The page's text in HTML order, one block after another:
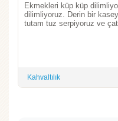
Ekmekleri küp küp
dilimliyoruz. Derin bir
tutam tuz serpiyoruz ve
Kahvaltılık